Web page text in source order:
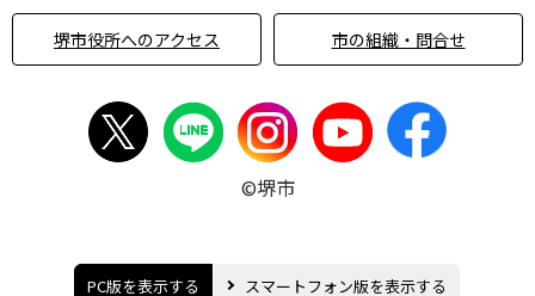
堺市役所へのアクセス 市の組織・問合せ
©堺市
PC版を表示する スマートフォン版を表示する